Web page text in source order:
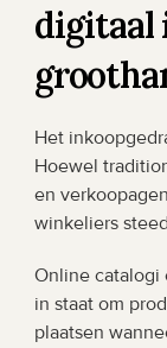
digitaal
Het
Hoewel
en
winkeliers
Online catalogi
in staat om
plaatsen